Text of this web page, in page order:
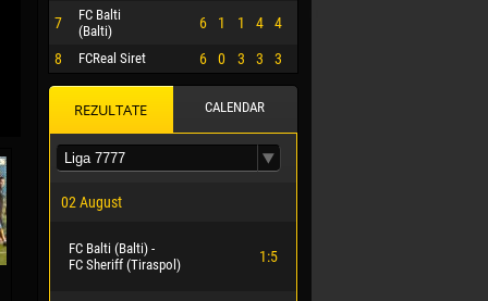
7
FC Balti
(Balti)
6 1 1 4 4
8 FCReal Siret 6 0 3 3 3
REZULTATE CALENDAR
02 August
FC Balti (Balti) -
FC Sheriff (Tiraspol)
1:5